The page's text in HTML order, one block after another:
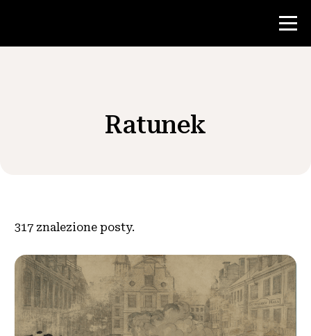
Zasoby dla nauczycieli
Zaangażować się
Ratunek
317 znalezione posty.